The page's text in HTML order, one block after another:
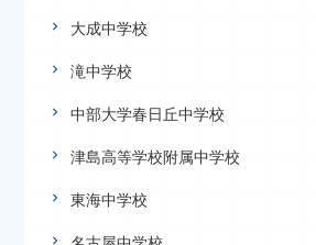
大成中学校
滝中学校
中部大学春日丘中学校
津島高等学校附属中学校
東海中学校